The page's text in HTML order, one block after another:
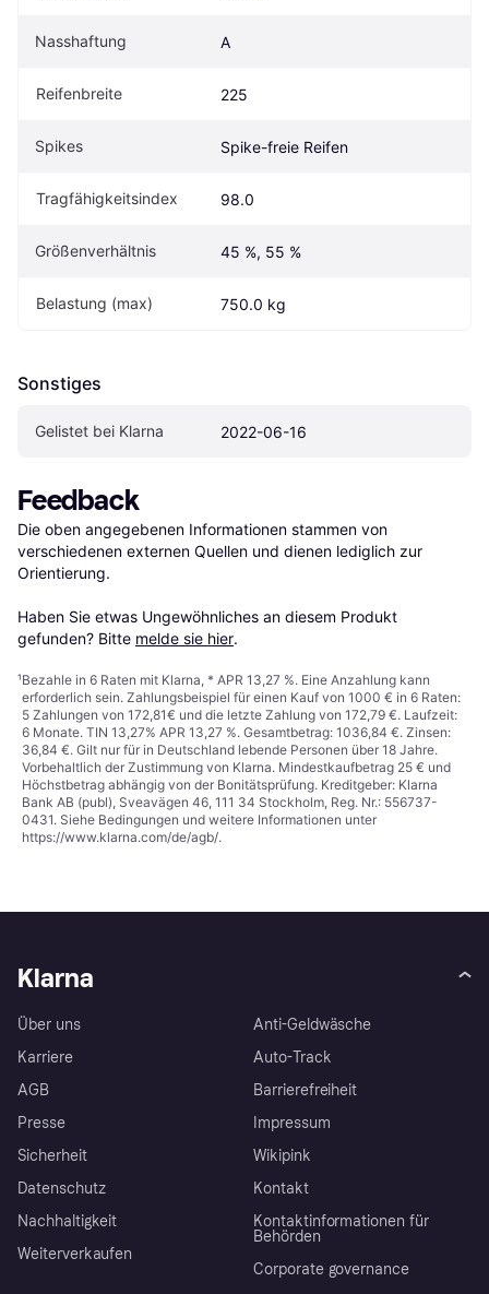
Nasshaftung A
Reifenbreite 225
Spikes Spike-freie Reifen
Tragfähigkeitsindex 98.0
Größenverhältnis 45 %, 55 %
Belastung (max) 750.0 kg
Sonstiges
Gelistet bei Klarna 2022-06-16
Feedback
Die oben angegebenen Informationen stammen von
verschiedenen externen Quellen und dienen lediglich zur
Orientierung.
Haben Sie etwas Ungewöhnliches an diesem Produkt
gefunden? Bitte melde sie hier.
¹Bezahle in 6 Raten mit Klarna, * APR 13,27 %. Eine Anzahlung kann
erforderlich sein. Zahlungsbeispiel für einen Kauf von 1000 € in 6 Raten:
5 Zahlungen von 172,81€ und die letzte Zahlung von 172,79 €. Laufzeit:
6 Monate. TIN 13,27% APR 13,27 %. Gesamtbetrag: 1036,84 €. Zinsen:
36,84 €. Gilt nur für in Deutschland lebende Personen über 18 Jahre.
Vorbehaltlich der Zustimmung von Klarna. Mindestkaufbetrag 25 € und
Höchstbetrag abhängig von der Bonitätsprüfung. Kreditgeber: Klarna
Bank AB (publ), Sveavägen 46, 111 34 Stockholm, Reg. Nr.: 556737-
0431. Siehe Bedingungen und weitere Informationen unter
https://www.klarna.com/de/agb/.
Klarna
Über uns
Karriere
AGB
Presse
Sicherheit
Datenschutz
Nachhaltigkeit
Weiterverkaufen
Anti-Geldwäsche
Auto-Track
Barrierefreiheit
Impressum
Wikipink
Kontakt
Kontaktinformationen für
Behörden
Corporate governance